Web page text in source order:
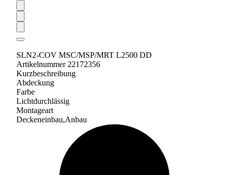
SLN2-COV MSC/MSP/MRT L2500 DD
Artikelnummer 22172356
Kurzbeschreibung
Abdeckung
Farbe
Lichtdurchlässig
Montageart
Deckeneinbau,Anbau